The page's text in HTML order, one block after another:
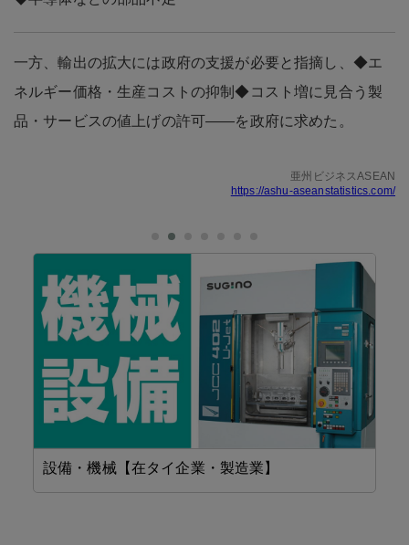
一方、輸出の拡大には政府の支援が必要と指摘し、◆エ
ネルギー価格・生産コストの抑制◆コスト増に見合う製
品・サービスの値上げの許可――を政府に求めた。
亜州ビジネスASEAN
https://ashu-aseanstatistics.com/
設備・機械【在タイ企業・製造業】